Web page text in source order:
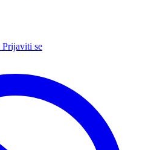
Prijaviti se